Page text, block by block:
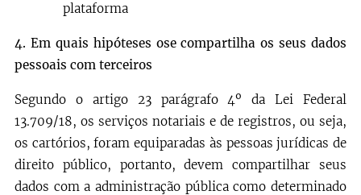
plataforma
4. Em quais hipóteses ose compartilha os seus dados
pessoais com terceiros
Segundo o artigo 23 parágrafo 4º da Lei Federal
13.709/18, os serviços notariais e de registros, ou seja,
os cartórios, foram equiparadas às pessoas jurídicas de
direito público, portanto, devem compartilhar seus
dados com a administração pública como determinado